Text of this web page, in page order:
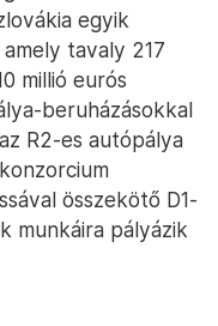
egyik
tavaly 217
millió eurós
beruházásokkal
R2-es autópálya
összekötő D1-
munkáira pályázik